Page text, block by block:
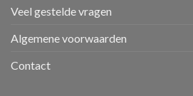
Veel gestelde vragen
Algemene voorwaarden
Contact